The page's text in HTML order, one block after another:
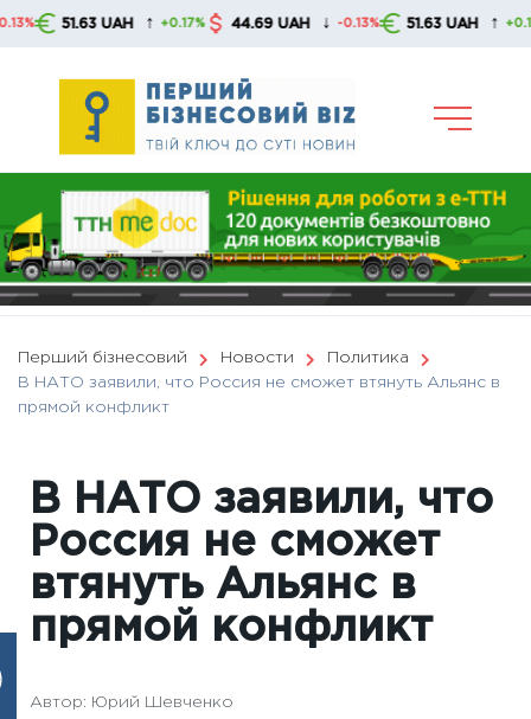
Skip
51.63 UAH ↑ +0.17% 44.69 UAH ↓ -0.13% 51.63 UAH ↑ +0.17%
Перший бізнесовий Новости
Политика
В НАТО заявили, что Россия не сможет втянуть Альянс в
прямой конфликт
В НАТО заявили, что
Россия не сможет
втянуть Альянс в
прямой конфликт
Автор: Юрий Шевченко